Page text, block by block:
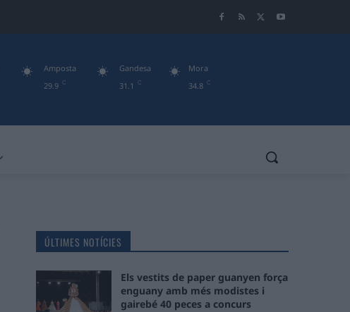
29.9 C
Amposta
31.1
C
Gandesa
34.8 C
Mora
ÚLTIMES NOTÍCIES
Els vestits de paper guanyen força
enguany amb més modistes i
gairebé 40 peces a concurs